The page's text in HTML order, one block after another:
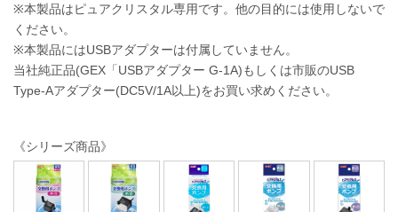
※本製品はピュアクリスタル専用です。他の目的には使用しないで
ください。
※本製品にはUSBアダプターは付属していません。
当社純正品(GEX「USBアダプター G-1A)もしくは市販のUSB
Type-Aアダプター(DC5V/1A以上)をお買い求めください。
《シリーズ商品》